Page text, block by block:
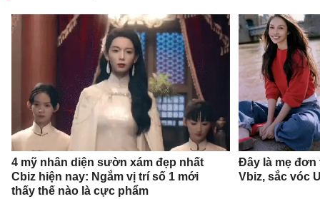
4 mỹ nhân diện sườn xám đẹp nhất
Cbiz hiện nay: Ngắm vị trí số 1 mới
thấy thế nào là cực phẩm
Đây là mẹ đơn
Vbiz, sắc vóc